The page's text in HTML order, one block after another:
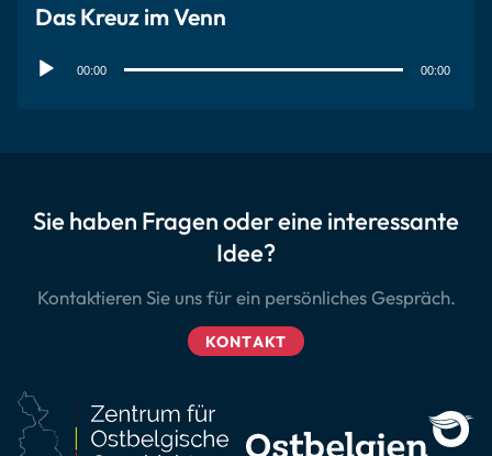
Das Kreuz im Venn
Player00:00 00:00
Sie haben Fragen oder eine interessante
Idee?
Kontaktieren Sie uns für ein persönliches Gespräch.
KONTAKT